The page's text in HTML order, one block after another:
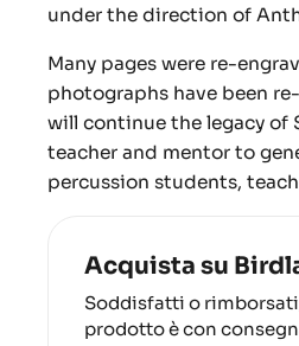
under the direction of
Many pages were re-
photographs have been
will continue the legacy of
teacher and mentor to
percussion students,
Acquista su
Soddisfatti o
prodotto è con